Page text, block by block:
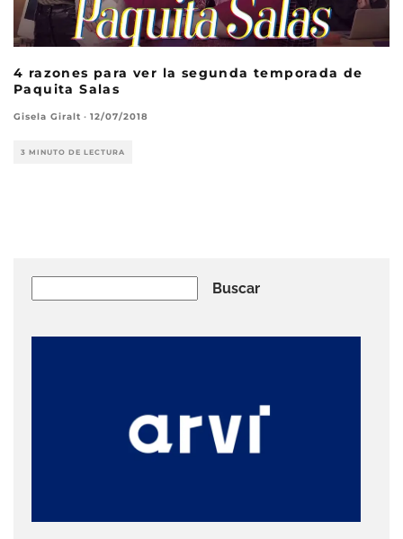
4 razones para ver la segunda temporada de
Paquita Salas
Gisela Giralt · 12/07/2018
3 MINUTO DE LECTURA
Buscar